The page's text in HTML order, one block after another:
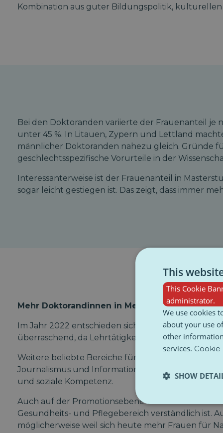
Kombination aus guter Bildungspolitik,
Bei den Doktoranden variierte der Frauenanteil je
unter 45 %. In Litauen, Zypern und Lettland
männlicher Doktoranden nahezu gleich. Gründe
geschlechtsspezifische Vorurteile in der
Interessanterweise ist der Frauenanteil in
sogar leicht gestiegen ist. Das zeigt, dass immer
Mehr Doktorandinnen in Medizin und
Im Jahr 2022 entschieden sich deutlich mehr
überraschend, da Lehrtätigkeiten und
Weitere beliebte Bereiche für Frauen im
Journalismus und Informationswissenschaften
und soziale Kompetenz.
Auch auf der Promotionsebene waren Frauen
Gesundheits- und Pflegebereich verständlich ist.
möglicherweise weil sich heute mehr Frauen für
This
This Cookie
administrator.
We use cookies
about your use
other
services. Cookie
SHOW